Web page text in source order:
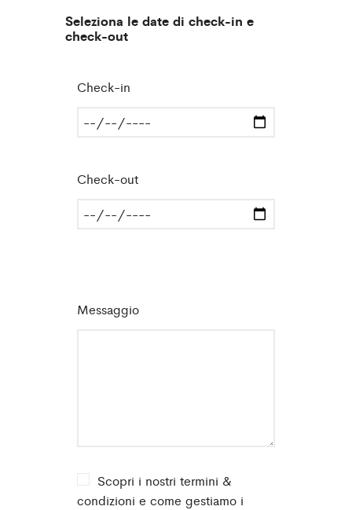
Seleziona le date di check-in e
check-out
Check-in
Check-out
Messaggio
Scopri i nostri termini &
condizioni e come gestiamo i